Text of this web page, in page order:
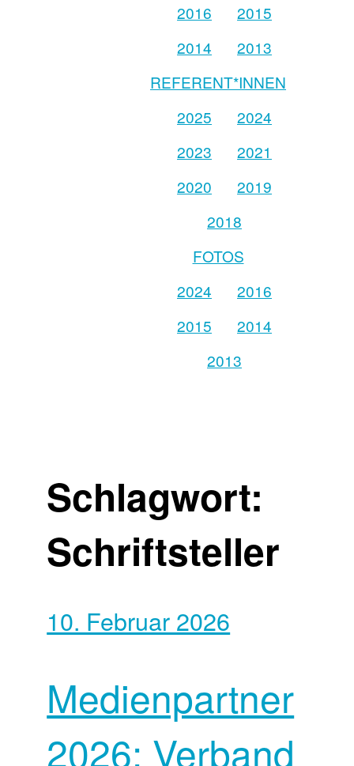
2016
2015
2014
2013
REFERENT*INNEN
2025
2024
2023
2021
2020
2019
2018
FOTOS
2024
2016
2015
2014
2013
Schlagwort:
Schriftsteller
10. Februar 2026
Medienpartner
2026: Verband